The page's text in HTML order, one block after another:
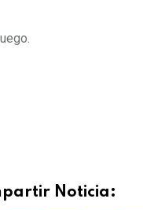
Noticia: